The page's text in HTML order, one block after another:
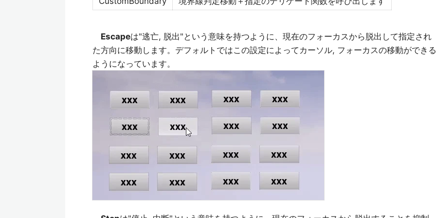
Escapeは"逃亡, 脱出"という意味を持つように、現在のフォーカスから脱出して指定され
た方向に移動します。デフォルトではこの設定によってカーソル, フォーカスの移動ができる
ようになっています。